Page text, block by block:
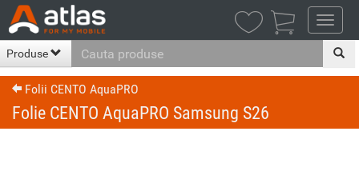
Produse
Folii CENTO AquaPRO
Folie CENTO AquaPRO Samsung S26